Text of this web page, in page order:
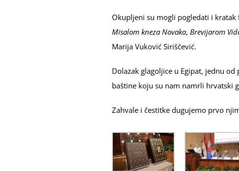
Okupljeni su mogli pogledati i
Misalom kneza Novaka, Brevijarom
Marija Vuković Siriščević.
Dolazak glagoljice u Egipat, jednu
baštine koju su nam namrli hrvatski
Zahvale i čestitke dugujemo prvo